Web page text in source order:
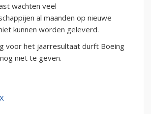
wachten veel
al maanden op nieuwe
kunnen worden geleverd.
voor het jaarresultaat durft Boeing
niet te geven.